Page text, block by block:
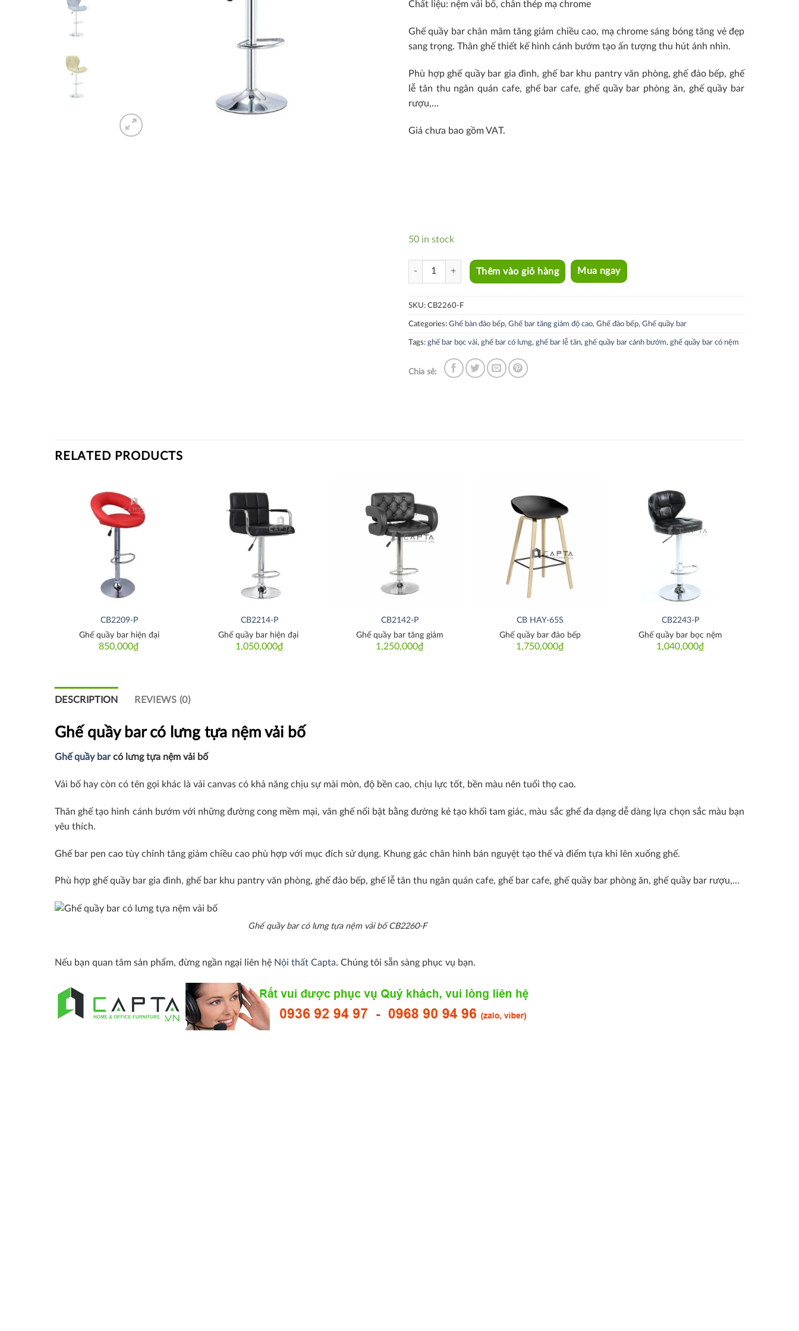
Chất liệu: nệm vải bố, chân thép mạ chrome
Ghế quầy bar chân mâm tăng giảm chiều cao, mạ chrome sáng bóng tăng vẻ đẹp
sang trọng. Thân ghế thiết kế hình cánh bướm tạo ấn tượng thu hút ánh nhìn.
Phù hợp ghế quầy bar gia đình, ghế bar khu pantry văn phòng, ghế đảo bếp, ghế
lễ tân thu ngân quán cafe, ghế bar cafe, ghế quầy bar phòng ăn, ghế quầy bar
rượu,…
Giá chưa bao gồm VAT.
50 in stock
CB2260-F quantity
Thêm vào giỏ hàng Mua ngay
SKU: CB2260-F
Categories: Ghế bàn đảo bếp, Ghế bar tăng giảm độ cao, Ghế đảo bếp, Ghế quầy bar
Tags: ghế bar bọc vải, ghế bar có lưng, ghế bar lễ tân, ghế quầy bar cánh bướm, ghế quầy bar có nệm
Chia sẻ:
RELATED PRODUCTS
CB2209-P
850,000₫
Ghế quầy bar hiện đại
CB2214-P
1,050,000₫
Ghế quầy bar hiện đại
CB2142-P
1,250,000₫
Ghế quầy bar tăng giảm
CB HAY-65S
1,750,000₫
Ghế quầy bar đảo bếp
CB2243-P
1,040,000₫
Ghế quầy bar bọc nệm
DESCRIPTION REVIEWS (0)
Ghế quầy bar có lưng tựa nệm vải bố
Ghế quầy barcó lưng tựa nệm vải bố
Vải bố hay còn có tên gọi khác là vải canvas có khả năng chịu sự mài mòn, độ bền cao, chịu lực tốt, bền màu nên tuổi thọ cao.
Thân ghế tạo hình cánh bướm với những đường cong mềm mại, vân ghế nổi bật bằng đường kẻ tạo khối tam giác, màu sắc ghế đa dạng dễ dàng lựa chọn sắc màu bạn
yêu thích.
Ghế bar pen cao tùy chỉnh tăng giảm chiều cao phù hợp với mục đích sử dụng. Khung gác chân hình bán nguyệt tạo thế và điểm tựa khi lên xuống ghế.
Phù hợp ghế quầy bar gia đình, ghế bar khu pantry văn phòng, ghế đảo bếp, ghế lễ tân thu ngân quán cafe, ghế bar cafe, ghế quầy bar phòng ăn, ghế quầy bar rượu,…
Ghế quầy bar có lưng tựa nệm vải bố CB2260-F
Nếu bạn quan tâm sản phẩm, đừng ngần ngại liên hệ Nội thất Capta. Chúng tôi sẵn sàng phục vụ bạn.